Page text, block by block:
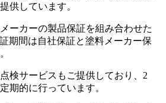
供しています。
ーカーの製品保証を組み合わせた
期間は自社保証と塗料メーカー保
検サービスもご提供しており、2
期的に行っています。